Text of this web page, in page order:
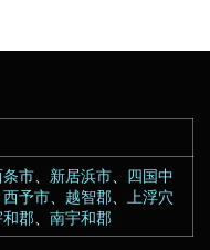
市、 新居浜市、 四国中
西予市、 越智郡、 上浮穴
郡、 南宇和郡